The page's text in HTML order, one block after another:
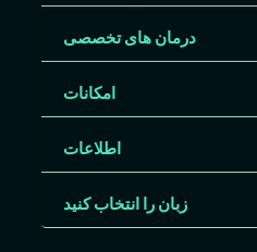
درمان های تخصصی
امکانات
اطلاعات
زبان را انتخاب کنید